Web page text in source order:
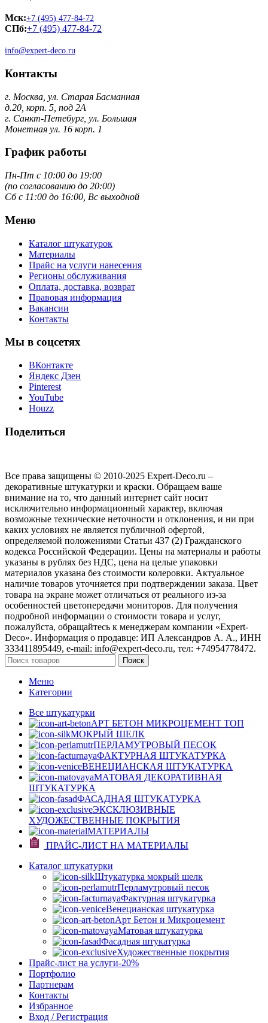
Мск:+7 (495) 477-84-72
СПб:+7 (495) 477-84-72
info@expert-deco.ru
Контакты
г. Москва, ул. Старая Басманная
д.20, корп. 5, под 2А
г. Санкт-Петебург, ул. Большая
Монетная ул. 16 корп. 1
График работы
Пн-Пт с 10:00 до 19:00
(по согласованию до 20:00)
Сб с 11:00 до 16:00, Вс выходной
Меню
Каталог штукатурок
Материалы
Прайс на услуги нанесения
Регионы обслуживания
Оплата, доставка, возврат
Правовая информация
Вакансии
Контакты
Мы в соцсетях
ВКонтакте
Яндекс Дзен
Pinterest
YouTube
Houzz
Поделиться
Все права защищены © 2010-2025 Expert-Deco.ru –
декоративные штукатурки и краски. Обращаем ваше
внимание на то, что данный интернет сайт носит
исключительно информационный характер, включая
возможные технические неточности и отклонения, и ни при
каких условиях не является публичной офертой,
определяемой положениями Статьи 437 (2) Гражданского
кодекса Российской Федерации. Цены на материалы и работы
указаны в рублях без НДС, цена на целые упаковки
материалов указана без стоимости колеровки. Актуальное
наличие товаров уточняется при подтверждении заказа. Цвет
товара на экране может отличаться от реального из‑за
особенностей цветопередачи мониторов. Для получения
подробной информации о стоимости товара и услуг,
пожалуйста, обращайтесь к менеджерам компании «Expert-
Deco». Информация о продавце: ИП Александров А. А., ИНН
333411895449, e-mail: info@expert-deco.ru, тел: +74954778472.
Поиск
Меню
Категории
Все штукатурки
АРТ БЕТОН МИКРОЦЕМЕНТ ТОП
МОКРЫЙ ШЕЛК
ПЕРЛАМУТРОВЫЙ ПЕСОК
ФАКТУРНАЯ ШТУКАТУРКА
ВЕНЕЦИАНСКАЯ ШТУКАТУРКА
МАТОВАЯ ДЕКОРАТИВНАЯ
ШТУКАТУРКА
ФАСАДНАЯ ШТУКАТУРКА
ЭКСКЛЮЗИВНЫЕ
ХУДОЖЕСТВЕННЫЕ ПОКРЫТИЯ
МАТЕРИАЛЫ
ПРАЙС-ЛИСТ НА МАТЕРИАЛЫ
Каталог штукатурки
Штукатурка мокрый шелк
Перламутровый песок
Фактурная штукатурка
Венецианская штукатурка
Арт Бетон и Микроцемент
Матовая штукатурка
Фасадная штукатурка
Художественные покрытия
Прайс-лист на услуги-20%
Портфолио
Партнерам
Контакты
Избранное
Вход / Регистрация